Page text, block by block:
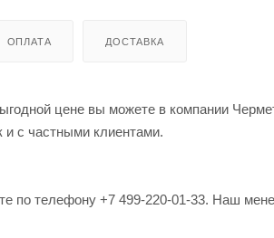
ОПЛАТА ДОСТАВКА
цене вы можете в компании
и с частными клиентами.
по телефону +7 499-220-01-33. Наш